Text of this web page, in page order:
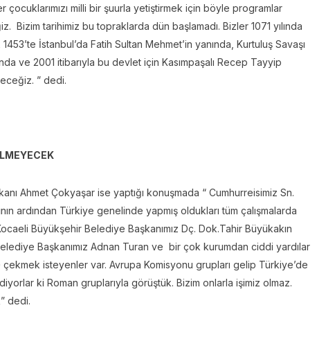
milli bir şuurla yetiştirmek için böyle programlar
Bizim tarihimiz bu topraklarda dün başlamadı. Bizler 1071 yılında
İstanbul’da Fatih Sultan Mehmet’in yanında, Kurtuluş Savaşı
ve 2001 itibarıyla bu devlet için Kasımpaşalı Recep Tayyip
” dedi.
Ahmet Çokyaşar ise yaptığı konuşmada “ Cumhurreisimiz Sn.
ardından Türkiye genelinde yapmış oldukları tüm çalışmalarda
Büyükşehir Belediye Başkanımız Dç. Dok.Tahir Büyükakın
Başkanımız Adnan Turan ve bir çok kurumdan ciddi yardılar
çekmek isteyenler var. Avrupa Komisyonu grupları gelip Türkiye’de
ki Roman gruplarıyla görüştük. Bizim onlarla işimiz olmaz.
dedi.